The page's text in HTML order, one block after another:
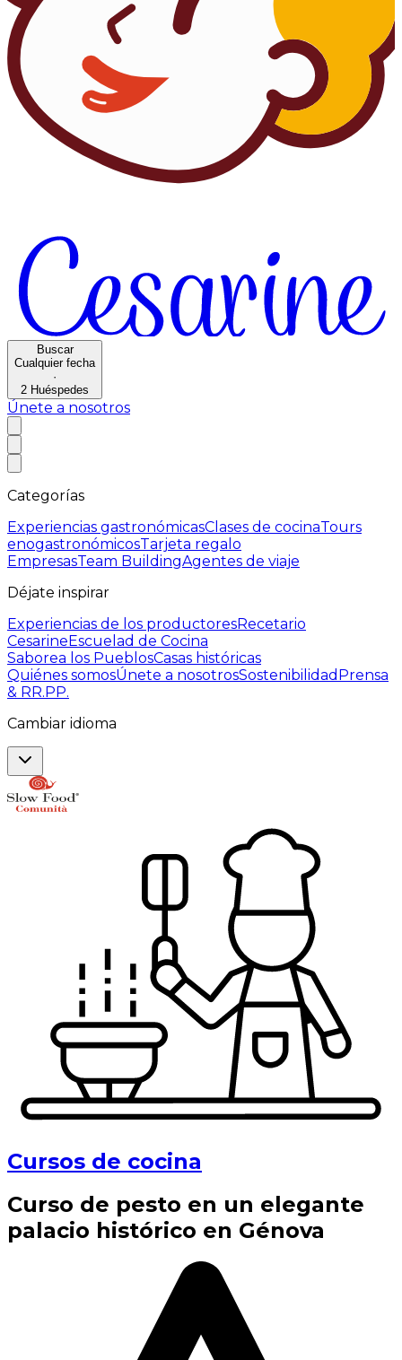
Buscar
Cualquier fecha
·
2 Huéspedes
Únete a nosotros
Categorías
Experiencias gastronómicasClases de cocinaTours
enogastronómicosTarjeta regalo
EmpresasTeam BuildingAgentes de viaje
Déjate inspirar
Experiencias de los productoresRecetario
CesarineEscuelad de Cocina
Saborea los PueblosCasas históricas
Quiénes somosÚnete a nosotrosSostenibilidad Prensa
& RR.PP.
Cambiar idioma
Cursos de cocina
Curso de pesto en un elegante
palacio histórico en Génova